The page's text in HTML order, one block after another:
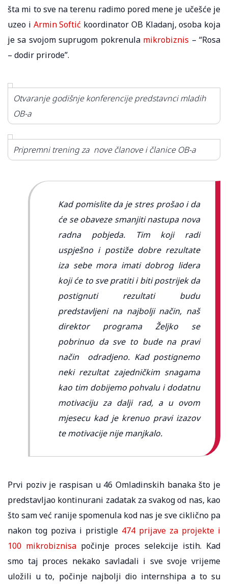
šta mi to sve na terenu radimo pored mene je učešće je
uzeo i Armin Softić koordinator OB Kladanj, osoba koja
je sa svojom suprugom pokrenula mikrobiznis – “Rosa
– dodir prirode”.
Otvaranje godišnje konferencije predstavnci mladih
OB-a
Pripremni trening za nove članove i članice OB-a
Kad pomislite da je stres prošao i da
će se obaveze smanjiti nastupa nova
radna pobjeda. Tim koji radi
uspješno i postiže dobre rezultate
iza sebe mora imati dobrog lidera
koji će to sve pratiti i biti postrijek da
postignuti rezultati budu
predstavljeni na najbolji način, naš
direktor programa Željko se
pobrinuo da sve to bude na pravi
način odradjeno. Kad postignemo
neki rezultat zajedničkim snagama
kao tim dobijemo pohvalu i dodatnu
motivaciju za dalji rad, a u ovom
mjesecu kad je krenuo pravi izazov
te motivacije nije manjkalo.
Prvi poziv je raspisan u 46 Omladinskih banaka što je
predstavljao kontinurani zadatak za svakog od nas, kao
što sam već ranije spomenula kod nas je sve ciklično pa
nakon tog poziva i pristigle 474 prijave za projekte i
100 mikrobiznisa počinje proces selekcije istih. Kad
smo taj proces nekako savladali i sve svoje vrijeme
uložili u to, počinje najbolji dio internshipa a to su